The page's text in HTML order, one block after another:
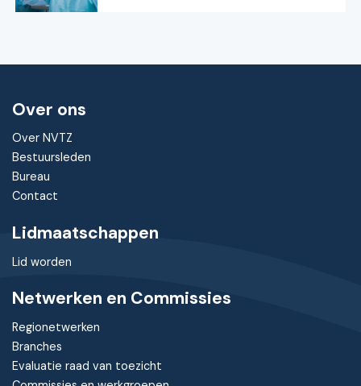
Over ons
Over NVTZ
Bestuursleden
Bureau
Contact
Lidmaatschappen
Lid worden
Netwerken en Commissies
Regionetwerken
Branches
Evaluatie raad van toezicht